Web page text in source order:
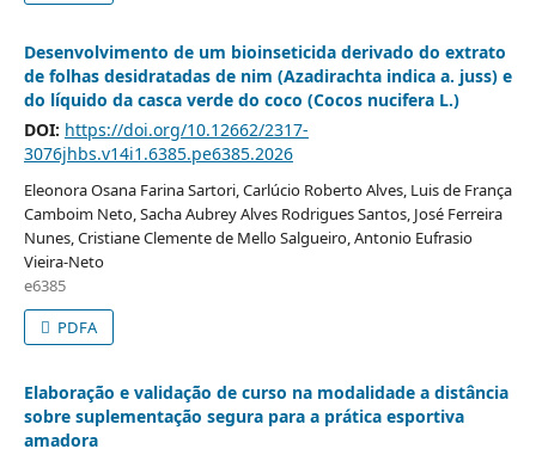
Desenvolvimento de um bioinseticida derivado do extrato
de folhas desidratadas de nim (Azadirachta indica a. juss) e
do líquido da casca verde do coco (Cocos nucifera L.)
DOI: https://doi.org/10.12662/2317-
3076jhbs.v14i1.6385.pe6385.2026
Eleonora Osana Farina Sartori, Carlúcio Roberto Alves, Luis de França
Camboim Neto, Sacha Aubrey Alves Rodrigues Santos, José Ferreira
Nunes, Cristiane Clemente de Mello Salgueiro, Antonio Eufrasio
Vieira-Neto
e6385
PDFA
Elaboração e validação de curso na modalidade a distância
sobre suplementação segura para a prática esportiva
amadora